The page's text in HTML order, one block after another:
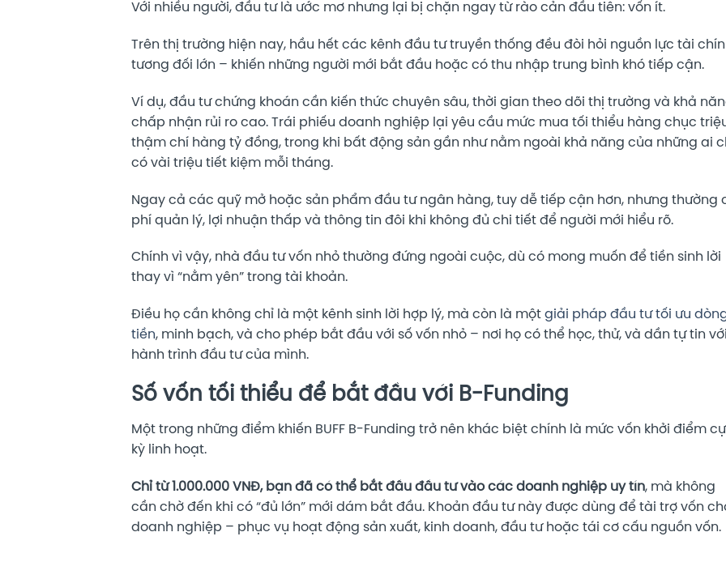
Với nhiều người, đầu tư là ước mơ nhưng lại bị chặn ngay từ rào cản đầu tiên: vốn ít.
Trên thị trường hiện nay, hầu hết các kênh đầu tư truyền thống đều đòi hỏi nguồn lực tài
tương đối lớn – khiến những người mới bắt đầu hoặc có thu nhập trung bình khó tiếp cận.
Ví dụ, đầu tư chứng khoán cần kiến thức chuyên sâu, thời gian theo dõi thị trường và khả
chấp nhận rủi ro cao. Trái phiếu doanh nghiệp lại yêu cầu mức mua tối thiểu hàng chục
thậm chí hàng tỷ đồng, trong khi bất động sản gần như nằm ngoài khả năng của những ai
có vài triệu tiết kiệm mỗi tháng.
Ngay cả các quỹ mở hoặc sản phẩm đầu tư ngân hàng, tuy dễ tiếp cận hơn, nhưng thường
phí quản lý, lợi nhuận thấp và thông tin đôi khi không đủ chi tiết để người mới hiểu rõ.
Chính vì vậy, nhà đầu tư vốn nhỏ thường đứng ngoài cuộc, dù có mong muốn để tiền sinh lời
thay vì “nằm yên” trong tài khoản.
Điều họ cần không chỉ là một kênh sinh lời hợp lý, mà còn là một giải pháp đầu tư tối ưu
tiền, minh bạch, và cho phép bắt đầu với số vốn nhỏ – nơi họ có thể học, thử, và dần tự tin
hành trình đầu tư của mình.
Số vốn tối thiểu để bắt đầu với B-Funding
Một trong những điểm khiến BUFF B-Funding trở nên khác biệt chính là mức vốn khởi điểm
kỳ linh hoạt.
Chỉ từ 1.000.000 VNĐ, bạn đã có thể bắt đầu đầu tư vào các doanh nghiệp uy tín, mà không
cần chờ đến khi có “đủ lớn” mới dám bắt đầu. Khoản đầu tư này được dùng để tài trợ vốn
doanh nghiệp – phục vụ hoạt động sản xuất, kinh doanh, đầu tư hoặc tái cơ cấu nguồn vốn.